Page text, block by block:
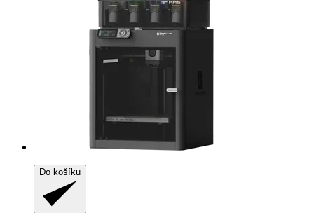
Do košíku